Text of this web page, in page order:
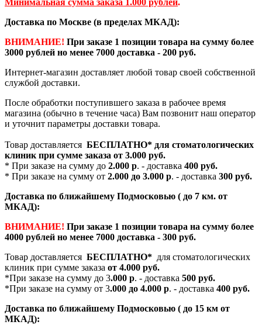
Минимальная сумма заказа 1.000 рублей.
Доставка по Москве (в пределах МКАД):
ВНИМАНИЕ! При заказе 1 позиции товара на сумму более
3000 рублей но менее 7000 доставка - 200 руб.
Интернет-магазин доставляет любой товар своей собственной
службой доставки.
После обработки поступившего заказа в рабочее время
магазина (обычно в течение часа) Вам позвонит наш оператор
и уточнит параметры доставки товара.
Товар доставляется БЕСПЛАТНО* для стоматологических
клиник при сумме заказа от 3.000 руб.
* При заказе на сумму до 2.000 р. - доставка 400 руб.
* При заказе на сумму от 2.000 до 3.000 р. - доставка 300 руб.
Доставка по ближайшему Подмосковью ( до 7 км. от
МКАД):
ВНИМАНИЕ! При заказе 1 позиции товара на сумму более
4000 рублей но менее 7000 доставка - 300 руб.
Товар доставляется БЕСПЛАТНО* для стоматологических
клиник при сумме заказа от 4.000 руб.
*При заказе на сумму до 3.000 р. - доставка 500 руб.
*При заказе на сумму от 3.000 до 4.000 р. - доставка 400 руб.
Доставка по ближайшему Подмосковью ( до 15 км от
МКАД):